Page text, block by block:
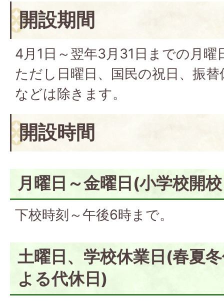
開設期間
4月1日～翌年3月31日までの月曜
ただし日曜日、国民の祝日、振
などは除きます。
開設時間
月曜日～金曜日(小学校開
下校時刻～午後6時まで。
土曜日、学校休業日(春夏
よる代休日)